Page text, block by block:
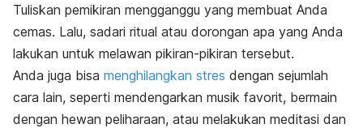
Tuliskan pemikiran mengganggu yang membuat Anda
cemas. Lalu, sadari ritual atau dorongan apa yang Anda
lakukan untuk melawan pikiran-pikiran tersebut.
Anda juga bisa menghilangkan stres dengan sejumlah
cara lain, seperti mendengarkan musik favorit, bermain
dengan hewan peliharaan, atau melakukan meditasi dan